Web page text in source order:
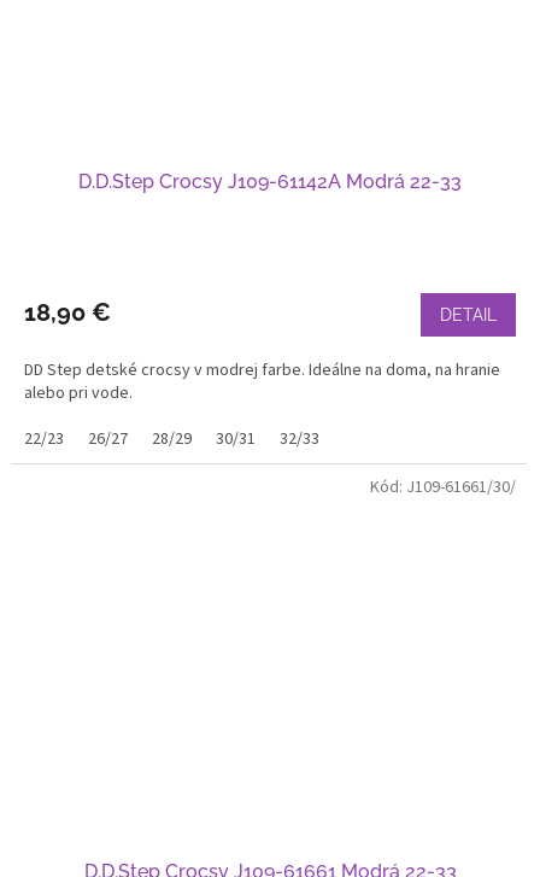
D.D.Step Crocsy J109-61142A Modrá 22-33
18,90 € DETAIL
DD Step detské crocsy v modrej farbe. Ideálne na doma, na hranie
alebo pri vode.
22/23
26/27 28/29 30/31 32/33
D.D.Step Crocsy J109-61661 Modrá 22-33
Kód: J109-61661/30/